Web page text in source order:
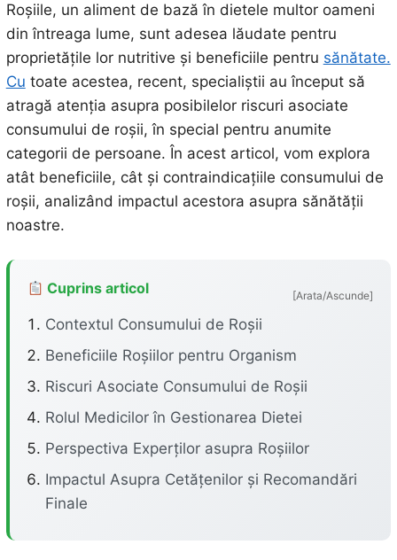
Roșiile, un aliment de bază în dietele multor oameni
din întreaga lume, sunt adesea lăudate pentru
proprietățile lor nutritive și beneficiile pentru sănătate.
Cu toate acestea, recent, specialiștii au început să
atragă atenția asupra posibilelor riscuri asociate
consumului de roșii, în special pentru anumite
categorii de persoane. În acest articol, vom explora
atât beneficiile, cât și contraindicațiile consumului de
roșii, analizând impactul acestora asupra sănătății
noastre.
Cuprins articol [Arata/Ascunde]
Contextul Consumului de Roșii
Beneficiile Roșiilor pentru Organism
Riscuri Asociate Consumului de Roșii
Rolul Medicilor în Gestionarea Dietei
Perspectiva Experților asupra Roșiilor
Impactul Asupra Cetățenilor și Recomandări
Finale